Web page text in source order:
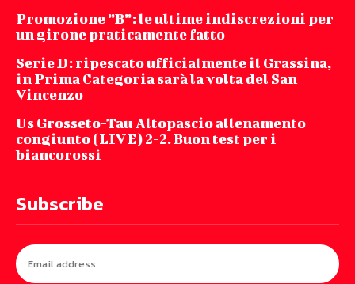
Promozione ”B”: le ultime indiscrezioni per
un girone praticamente fatto
Serie D: ripescato ufficialmente il Grassina,
in Prima Categoria sarà la volta del San
Vincenzo
Us Grosseto-Tau Altopascio allenamento
congiunto (LIVE) 2-2. Buon test per i
biancorossi
Subscribe